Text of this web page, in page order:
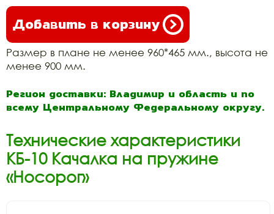
Добавить в корзину
Размер в плане не менее 960*465 мм., высота не
менее 900 мм.
Регион доставки: Владимир и область и по
всему Центральному Федеральному округу.
Технические характеристики
КБ-10 Качалка на пружине
«Носорог»